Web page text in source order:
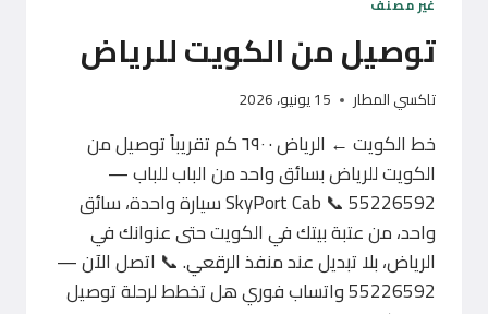
توصيل من الكويت للرياض
تاكسي المطار 15 يونيو، 2026
خط الكويت ← الرياض · ٦٩٠ كم تقريباً توصيل من
الكويت للرياض بسائق واحد من الباب للباب —
SkyPort Cab 📞 55226592 سيارة واحدة، سائق
واحد، من عتبة بيتك في الكويت حتى عنوانك في
الرياض، بلا تبديل عند منفذ الرقعي. 📞 اتصل الآن —
55226592 واتساب فوري هل تخطط لرحلة توصيل